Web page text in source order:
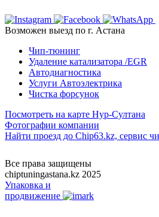
Возможен выезд по г. Астана
Чип-тюнинг
Удаление катализатора /EGR
Автодиагностика
Услуги Автоэлектрика
Чистка форсунок
Посмотреть на карте Нур-Султана
Фотографии компании
Найти проезд до Chip63.kz, сервис
Все права защищены
chiptuningastana.kz 2025
Упаковка и
продвижение